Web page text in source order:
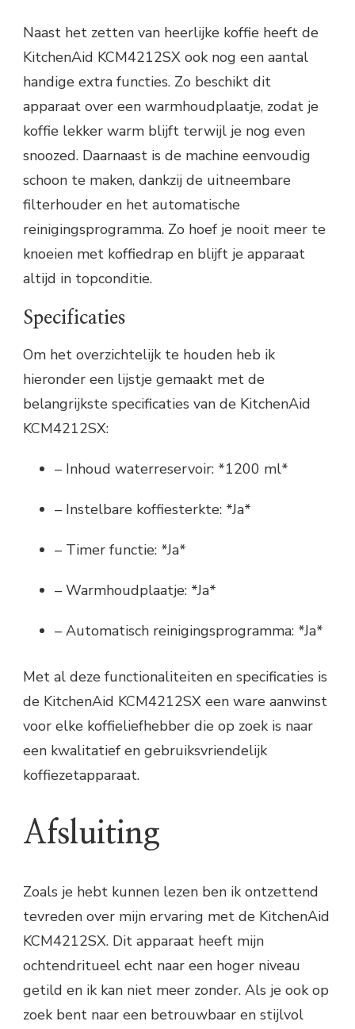
Naast het zetten van heerlijke koffie heeft de
KitchenAid KCM4212SX ook nog een aantal
handige extra functies. Zo beschikt dit
apparaat over een warmhoudplaatje, zodat je
koffie lekker warm blijft terwijl je nog even
snoozed. Daarnaast is de machine eenvoudig
schoon te maken, dankzij de uitneembare
filterhouder en het automatische
reinigingsprogramma. Zo hoef je nooit meer te
knoeien met koffiedrap en blijft je apparaat
altijd in topconditie.
Specificaties
Om het overzichtelijk te houden heb ik
hieronder een lijstje gemaakt met de
belangrijkste specificaties van de KitchenAid
KCM4212SX:
– Inhoud waterreservoir: *1200 ml*
– Instelbare koffiesterkte: *Ja*
– Timer functie: *Ja*
– Warmhoudplaatje: *Ja*
– Automatisch reinigingsprogramma: *Ja*
Met al deze functionaliteiten en specificaties is
de KitchenAid KCM4212SX een ware aanwinst
voor elke koffieliefhebber die op zoek is naar
een kwalitatief en gebruiksvriendelijk
koffiezetapparaat.
Afsluiting
Zoals je hebt kunnen lezen ben ik ontzettend
tevreden over mijn ervaring met de KitchenAid
KCM4212SX. Dit apparaat heeft mijn
ochtendritueel echt naar een hoger niveau
getild en ik kan niet meer zonder. Als je ook op
zoek bent naar een betrouwbaar en stijlvol